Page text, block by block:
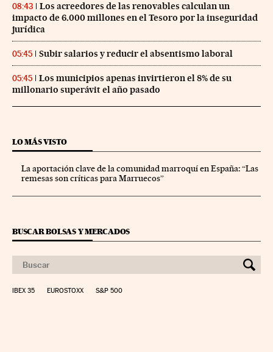
08:43
Los acreedores de las renovables calculan un
impacto de 6.000 millones en el Tesoro por la inseguridad
jurídica
05:45 Subir salarios y reducir el absentismo laboral
05:45
Los municipios apenas invirtieron el 8% de su
millonario superávit el año pasado
LO MÁS VISTO
La aportación clave de la comunidad marroquí en España: “Las
remesas son críticas para Marruecos”
BUSCAR BOLSAS Y MERCADOS
IBEX 35 EUROSTOXX S&P 500